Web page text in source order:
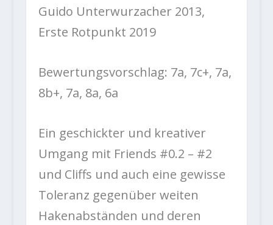
Guido Unterwurzacher 2013,
Erste Rotpunkt 2019
Bewertungsvorschlag: 7a, 7c+, 7a,
8b+, 7a, 8a, 6a
Ein geschickter und kreativer
Umgang mit Friends #0.2 – #2
und Cliffs und auch eine gewisse
Toleranz gegenüber weiten
Hakenabständen und deren